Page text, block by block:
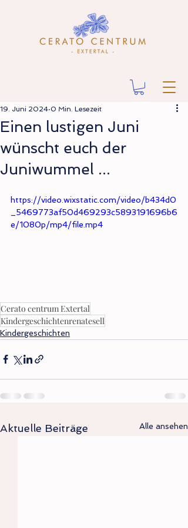
Einen lustigen Juni
wünscht euch der
Juniwummel ...
19. Juni 2024 0 Min. Lesezeit
https://video.wixstatic.com/video/b434d0
_5469773af50d469293c5893191696b6
e/1080p/mp4/file.mp4
Cerato centrum Extertal
Kindergeschichtenrenatesell
Kindergeschichten
Aktuelle Beiträge Alle ansehen